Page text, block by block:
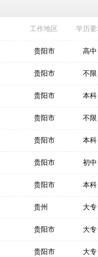
工作地区 学历
贵阳市 高中
贵阳市 不限
贵阳市 本科
贵阳市 不限
贵阳市 本科
贵阳市 初中
贵阳市 本科
贵州 大专
贵阳市 大专
贵阳市 大专